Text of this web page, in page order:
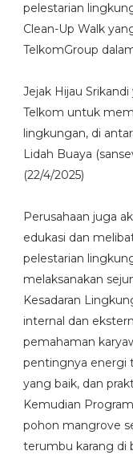
pelestarian
Clean-Up Walk
TelkomGroup
Jejak Hijau
Telkom untuk
lingkungan, di
Lidah Buaya
(22/4/2025)
Perusahaan juga
edukasi dan
pelestarian
melaksanakan
Kesadaran
internal dan
pemahaman
pentingnya energi
yang baik, dan
Kemudian
pohon mangrove
terumbu karang di